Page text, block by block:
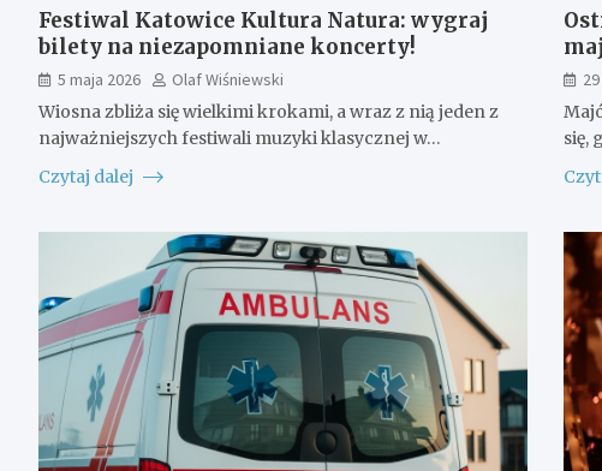
Festiwal Katowice Kultura Natura: wygraj
bilety na niezapomniane koncerty!
5 maja 2026
Olaf Wiśniewski
Wiosna zbliża się wielkimi krokami, a wraz z nią jeden z
najważniejszych festiwali muzyki klasycznej w…
Czytaj dalej
się,